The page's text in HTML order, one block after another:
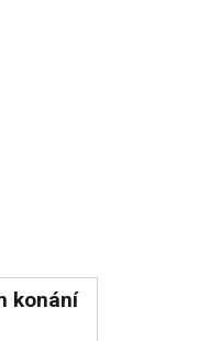
konání